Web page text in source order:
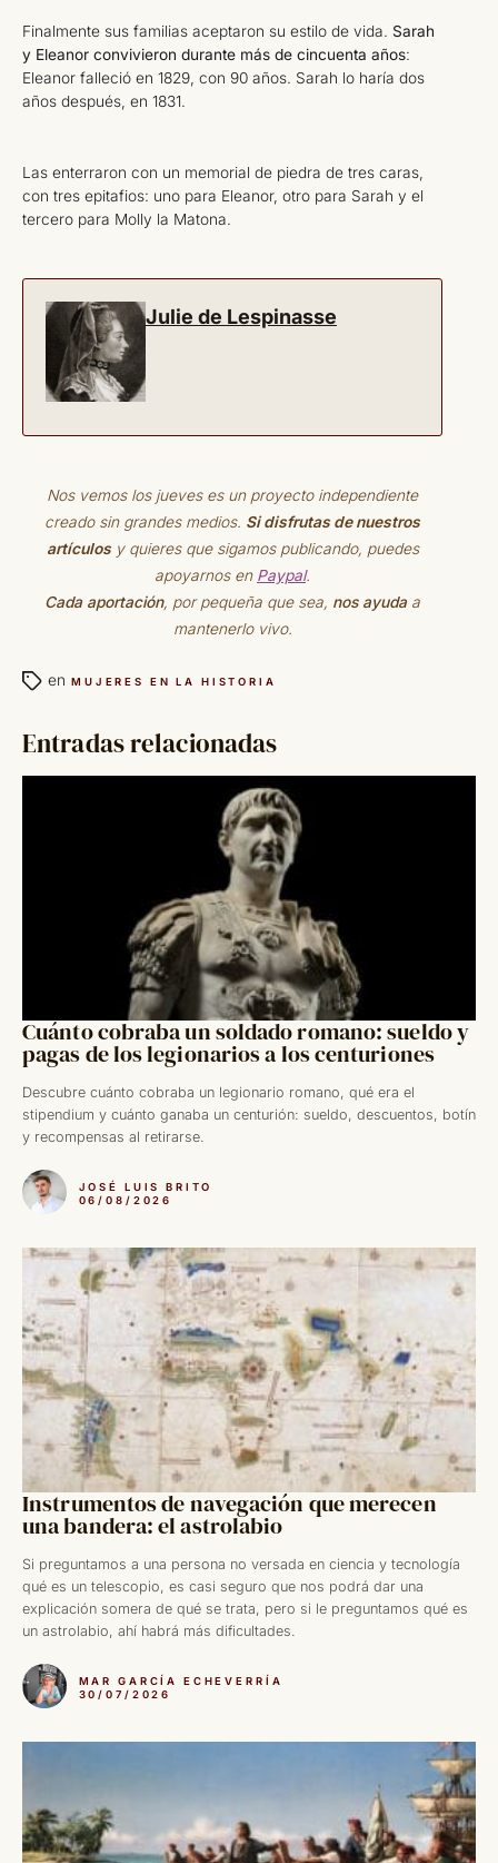
Finalmente sus familias aceptaron su estilo de vida. Sarah
y Eleanor convivieron durante más de cincuenta años:
Eleanor falleció en 1829, con 90 años. Sarah lo haría dos
años después, en 1831.
Las enterraron con un memorial de piedra de tres caras,
con tres epitafios: uno para Eleanor, otro para Sarah y el
tercero para Molly la Matona.
Julie de Lespinasse
Nos vemos los jueves es un proyecto independiente
creado sin grandes medios. Si disfrutas de nuestros
artículosy quieres que sigamos publicando, puedes
apoyarnos en Paypal.
Cada aportación, por pequeña que sea, nos ayudaa
mantenerlo vivo.
en MUJERES EN LA HISTORIA
Entradas relacionadas
Cuánto cobraba un soldado romano: sueldo y
pagas de los legionarios a los centuriones
Descubre cuánto cobraba un legionario romano, qué era el
stipendium y cuánto ganaba un centurión: sueldo, descuentos, botín
y recompensas al retirarse.
JOSÉ LUIS BRITO
06/08/2026
Instrumentos de navegación que merecen
una bandera: el astrolabio
Si preguntamos a una persona no versada en ciencia y tecnología
qué es un telescopio, es casi seguro que nos podrá dar una
explicación somera de qué se trata, pero si le preguntamos qué es
un astrolabio, ahí habrá más dificultades.
MAR GARCÍA ECHEVERRÍA
30/07/2026